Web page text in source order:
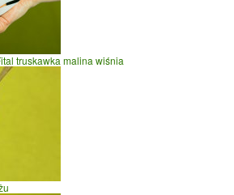
truskawka malina wiśnia